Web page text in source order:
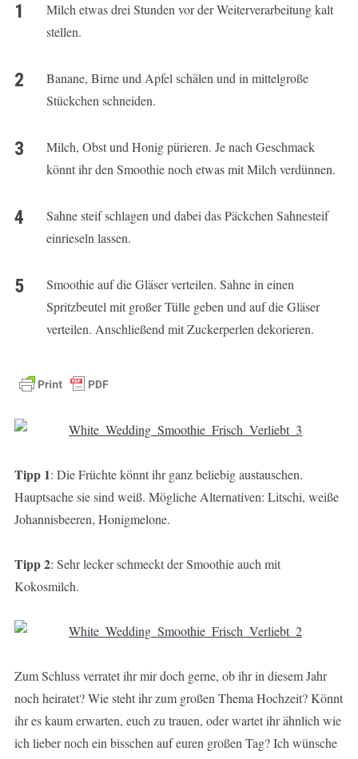
Milch etwas drei Stunden vor der Weiterverarbeitung kalt
stellen.
Banane, Birne und Apfel schälen und in mittelgroße
Stückchen schneiden.
Milch, Obst und Honig pürieren. Je nach Geschmack
könnt ihr den Smoothie noch etwas mit Milch verdünnen.
Sahne steif schlagen und dabei das Päckchen Sahnesteif
einrieseln lassen.
Smoothie auf die Gläser verteilen. Sahne in einen
Spritzbeutel mit großer Tülle geben und auf die Gläser
verteilen. Anschließend mit Zuckerperlen dekorieren.
Tipp 1: Die Früchte könnt ihr ganz beliebig austauschen.
Hauptsache sie sind weiß. Mögliche Alternativen: Litschi, weiße
Johannisbeeren, Honigmelone.
Tipp 2: Sehr lecker schmeckt der Smoothie auch mit
Kokosmilch.
Zum Schluss verratet ihr mir doch gerne, ob ihr in diesem Jahr
noch heiratet? Wie steht ihr zum großen Thema Hochzeit? Könnt
ihr es kaum erwarten, euch zu trauen, oder wartet ihr ähnlich wie
ich lieber noch ein bisschen auf euren großen Tag? Ich wünsche